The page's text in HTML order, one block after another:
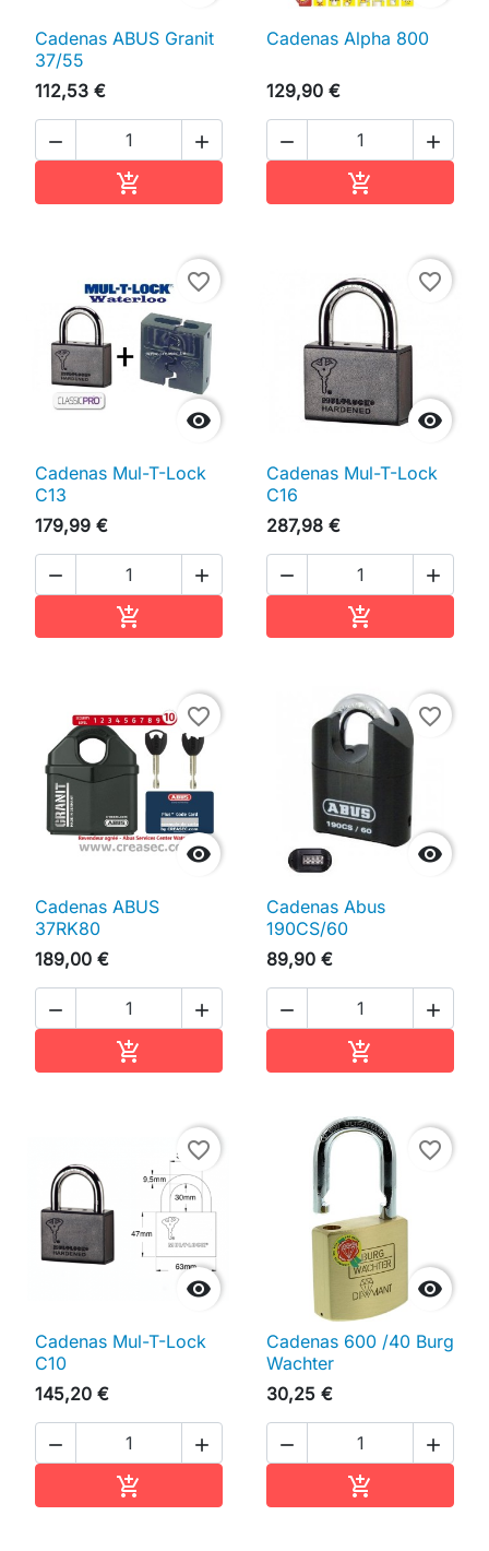
Cadenas ABUS Granit
37/55
112,53 €
 

Cadenas Alpha 800
129,90 €
 


favorite_border
Cadenas Mul-T-Lock
C13
179,99 €
 


favorite_border
Cadenas Mul-T-Lock
C16
287,98 €
 


favorite_border
Cadenas ABUS
37RK80
189,00 €
 


favorite_border
Cadenas Abus
190CS/60
89,90 €
 


favorite_border
Cadenas Mul-T-Lock
C10
145,20 €
 


favorite_border
Cadenas 600 /40 Burg
Wachter
30,25 €
 
